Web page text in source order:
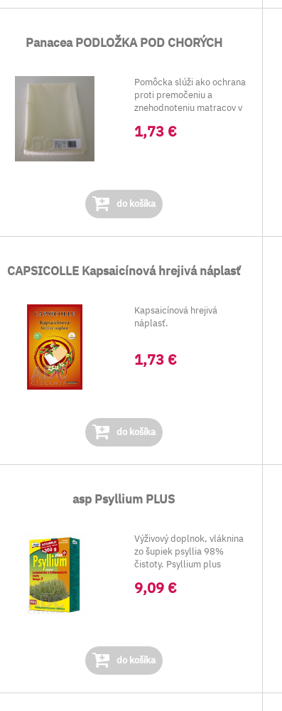
Panacea PODLOŽKA POD CHORÝCH
Pomôcka slúži ako ochrana
proti premočeniu a
znehodnoteniu matracov v
1,73 €
do košíka
CAPSICOLLE Kapsaicínová hrejivá náplasť
Kapsaicínová hrejivá
náplasť.
1,73 €
do košíka
asp Psyllium PLUS
Výživový doplnok, vláknina
zo šupiek psyllia 98%
čistoty. Psyllium plus
Psy...
9,09 €
do košíka